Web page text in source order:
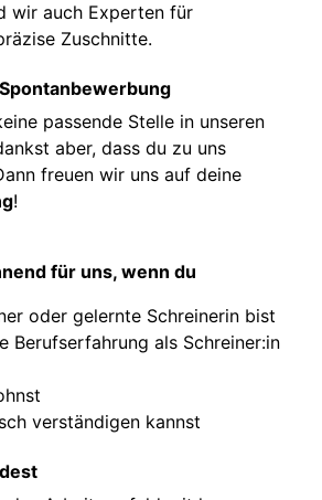
wir auch Experten für
Zuschnitte.
passende Stelle in unseren
aber, dass du zu uns
freuen wir uns auf deine
!
für uns, wenn du
oder gelernte Schreinerin bist
Berufserfahrung als Schreiner:in
verständigen kannst